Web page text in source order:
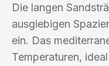
Die langen
ausgiebigen
ein. Das
Temperaturen,